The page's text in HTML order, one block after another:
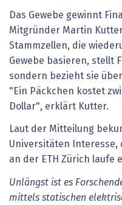
Das Gewebe gewinnt
Mitgründer Martin
Stammzellen, die
Gewebe basieren, stellt
sondern bezieht sie
"Ein Päckchen kostet
Dollar", erklärt Kutter.
Laut der Mitteilung
Universitäten Interesse,
an der ETH Zürich laufe
Unlängst ist es
mittels statischen